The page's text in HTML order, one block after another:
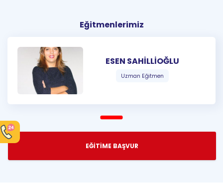
Eğitmenlerimiz
ESEN SAHİLLİOĞLU
Uzman Eğitmen
EĞİTİME BAŞVUR